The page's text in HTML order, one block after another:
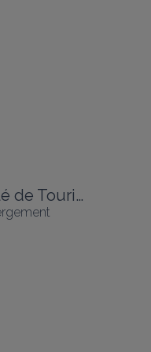
Classement Meublé de Tourisme